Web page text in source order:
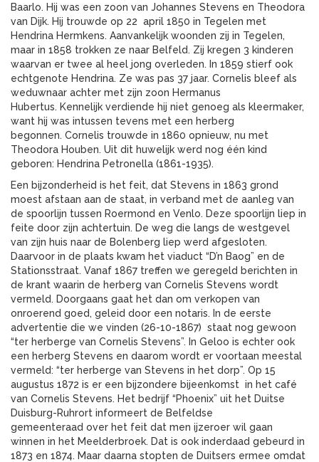
Baarlo. Hij was een zoon van Johannes Stevens en Theodora
van Dijk. Hij trouwde op 22 april 1850 in Tegelen met
Hendrina Hermkens. Aanvankelijk woonden zij in Tegelen,
maar in 1858 trokken ze naar Belfeld. Zij kregen 3 kinderen
waarvan er twee al heel jong overleden. In 1859 stierf ook
echtgenote Hendrina. Ze was pas 37 jaar. Cornelis bleef als
weduwnaar achter met zijn zoon Hermanus
Hubertus. Kennelijk verdiende hij niet genoeg als kleermaker,
want hij was intussen tevens met een herberg
begonnen. Cornelis trouwde in 1860 opnieuw, nu met
Theodora Houben. Uit dit huwelijk werd nog één kind
geboren: Hendrina Petronella (1861-1935).
Een bijzonderheid is het feit, dat Stevens in 1863 grond
moest afstaan aan de staat, in verband met de aanleg van
de spoorlijn tussen Roermond en Venlo. Deze spoorlijn liep in
feite door zijn achtertuin. De weg die langs de westgevel
van zijn huis naar de Bolenberg liep werd afgesloten.
Daarvoor in de plaats kwam het viaduct “D’n Baog” en de
Stationsstraat. Vanaf 1867 treffen we geregeld berichten in
de krant waarin de herberg van Cornelis Stevens wordt
vermeld. Doorgaans gaat het dan om verkopen van
onroerend goed, geleid door een notaris. In de eerste
advertentie die we vinden (26-10-1867) staat nog gewoon
“ter herberge van Cornelis Stevens”. In Geloo is echter ook
een herberg Stevens en daarom wordt er voortaan meestal
vermeld: “ter herberge van Stevens in het dorp”. Op 15
augustus 1872 is er een bijzondere bijeenkomst in het café
van Cornelis Stevens. Het bedrijf “Phoenix” uit het Duitse
Duisburg-Ruhrort informeert de Belfeldse
gemeenteraad over het feit dat men ijzeroer wil gaan
winnen in het Meelderbroek. Dat is ook inderdaad gebeurd in
1873 en 1874. Maar daarna stopten de Duitsers ermee omdat